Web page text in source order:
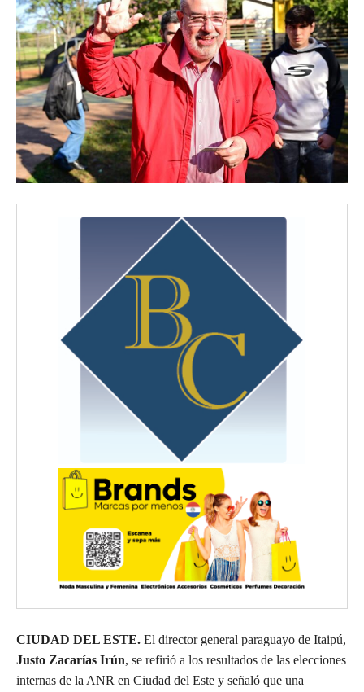
CIUDAD DEL ESTE. El director general paraguayo de Itaipú,
Justo Zacarías Irún, se refirió a los resultados de las elecciones
internas de la ANR en Ciudad del Este y señaló que una